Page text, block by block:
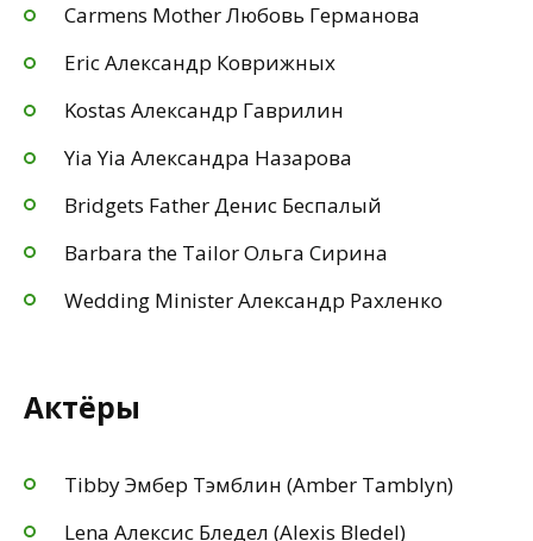
Carmens Mother Любовь Германова
Eric Александр Коврижных
Kostas Александр Гаврилин
Yia Yia Александра Назарова
Bridgets Father Денис Беспалый
Barbara the Tailor Ольга Сирина
Wedding Minister Александр Рахленко
Актёры
Tibby Эмбер Тэмблин (Amber Tamblyn)
Lena Алексис Бледел (Alexis Bledel)